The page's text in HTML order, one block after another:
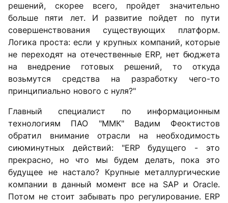
решений, скорее всего, пройдет значительно
больше пяти лет. И развитие пойдет по пути
совершенствования существующих платформ.
Логика проста: если у крупных компаний, которые
не переходят на отечественные ERP, нет бюджета
на внедрение готовых решений, то откуда
возьмутся средства на разработку чего-то
принципиально нового с нуля?"
Главный специалист по информационным
технологиям ПАО "ММК" Вадим Феоктистов
обратил внимание отрасли на необходимость
сиюминутных действий: "ERP будущего - это
прекрасно, но что мы будем делать, пока это
будущее не настало? Крупные металлургические
компании в данный момент все на SAP и Oracle.
Потом не стоит забывать про регулирование. ERP